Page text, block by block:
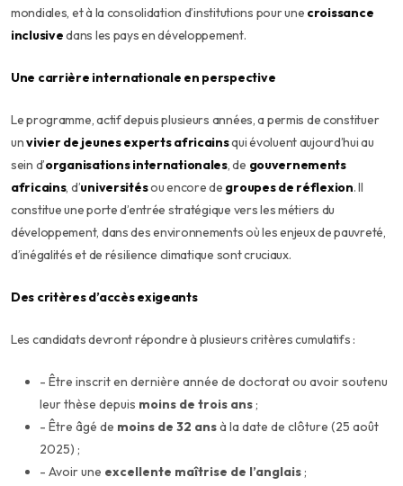
mondiales, et à la consolidation d’institutions pour une croissance
inclusivedans les pays en développement.
Une carrière internationale en perspective
Le programme, actif depuis plusieurs années, a permis de constituer
unvivier de jeunes experts africainsqui évoluent aujourd’hui au
sein d’organisations internationales, de gouvernements
africains, d’universitésou encore de groupes de réflexion. Il
constitue une porte d’entrée stratégique vers les métiers du
développement, dans des environnements où les enjeux de pauvreté,
d’inégalités et de résilience climatique sont cruciaux.
Des critères d’accès exigeants
Les candidats devront répondre à plusieurs critères cumulatifs :
- Être inscrit en dernière année de doctorat ou avoir soutenu
leur thèse depuis moins de trois ans ;
- Être âgé de moins de 32 ansà la date de clôture (25 août
2025) ;
- Avoir une excellente maîtrise de l’anglais ;